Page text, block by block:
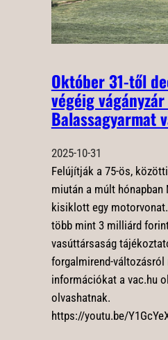
Október 31-től
végéig
Balassagyarmat
2025-10-31
Felújítják a 75-ös,
miután a múlt hónapban
kisiklott egy
több mint 3 milliárd
vasúttársaság
forgalmirend-változásról
információkat a vac.hu
olvashatnak.
https://youtu.be/